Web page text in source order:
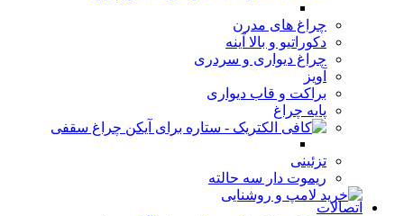
چراغ های مدرن
دکوراتیو و بالا آینه
چراغ دیواری و سردری
آویز
براکت و قاب دیواری
پایه چراغ
چراغ سقفی
تزئینی
ریموت دار سه حالته
اتصالات